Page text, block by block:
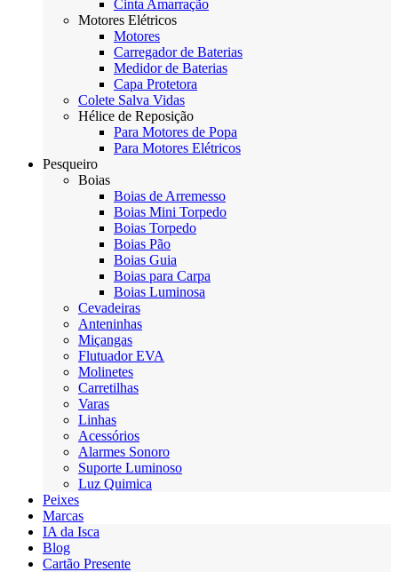
Cinta Amarração
Motores Elétricos
Motores
Carregador de Baterias
Medidor de Baterias
Capa Protetora
Colete Salva Vidas
Hélice de Reposição
Para Motores de Popa
Para Motores Elétricos
Pesqueiro
Boias
Boias de Arremesso
Boias Mini Torpedo
Boias Torpedo
Boias Pão
Boias Guia
Boias para Carpa
Boias Luminosa
Cevadeiras
Anteninhas
Miçangas
Flutuador EVA
Molinetes
Carretilhas
Varas
Linhas
Acessórios
Alarmes Sonoro
Suporte Luminoso
Luz Quimica
Peixes
Marcas
IA da Isca
Blog
Cartão Presente